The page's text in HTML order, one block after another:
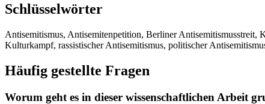
Schlüsselwörter
Antisemitismus, Antisemitenpetition, Berliner Antisemitismusstreit,
Kulturkampf, rassistischer Antisemitismus, politischer
Häufig gestellte Fragen
Worum geht es in dieser wissenschaftlichen Arbeit